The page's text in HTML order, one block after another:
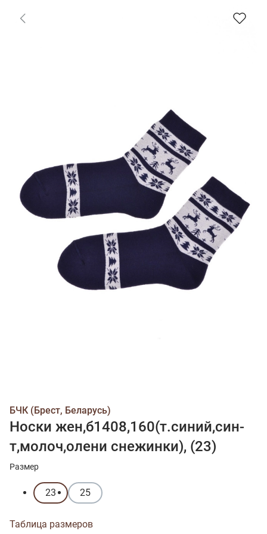
БЧК (Брест, Беларусь)
Носки жен,б1408,160(т.синий,син-
т,молоч,олени снежинки), (23)
Размер
23 25
Таблица размеров